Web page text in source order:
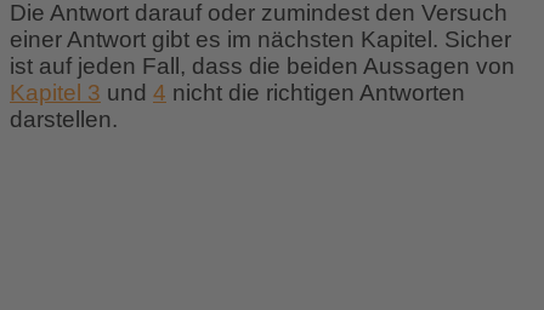
Die Antwort darauf oder zumindest den Versuch
einer Antwort gibt es im nächsten Kapitel. Sicher
ist auf jeden Fall, dass die beiden Aussagen von
Kapitel 3 und 4 nicht die richtigen Antworten
darstellen.